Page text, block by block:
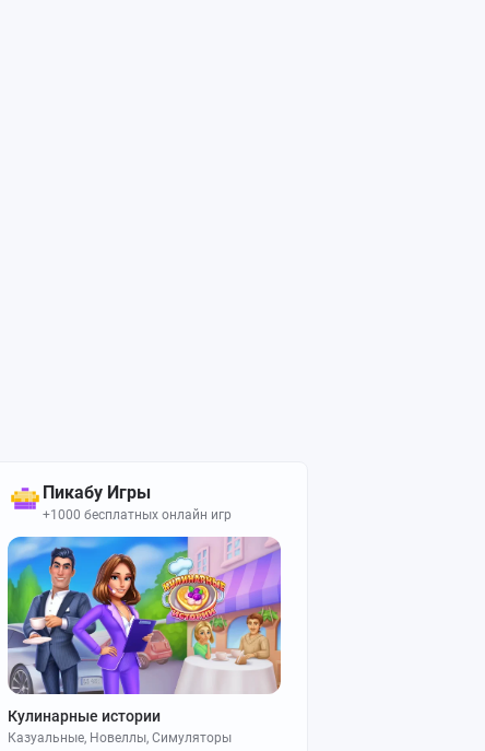
Пикабу Игры
+1000 бесплатных онлайн игр
Кулинарные истории
Казуальные, Новеллы, Симуляторы